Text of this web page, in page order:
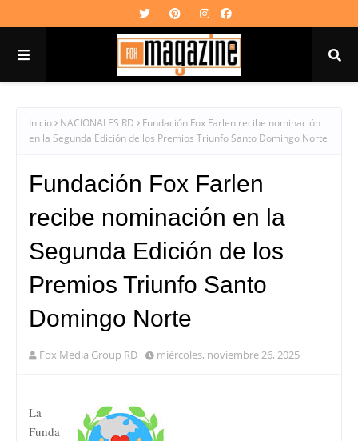
Inicio NACIONALES RD
Fundación Fox Farlen recibe nominación
en la Segunda Edición de los Premios Triunfo Santo Domingo Norte
Fundación Fox Farlen
recibe nominación en la
Segunda Edición de los
Premios Triunfo Santo
Domingo Norte
Fox Media Group RD miércoles, noviembre 26, 2025
La
Funda